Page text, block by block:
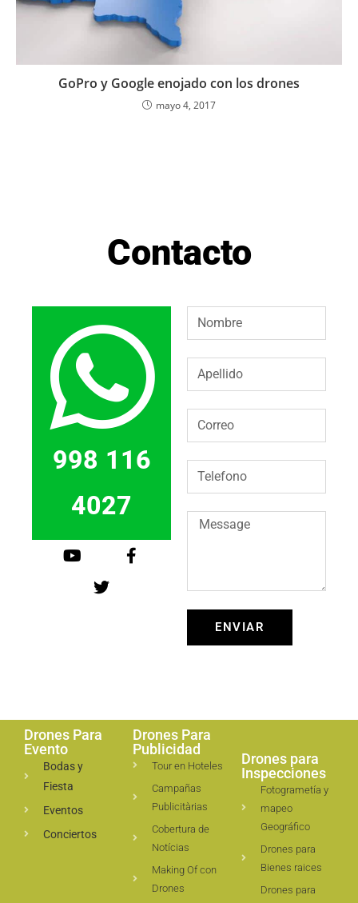
GoPro y Google enojado con los drones
mayo 4, 2017
Contacto
998 116
4027
ENVIAR
Drones Para
Evento
Bodas y
Fiesta
Eventos
Conciertos
Drones Para
Publicidad
Tour en Hoteles
Campañas
Publicitàrias
Cobertura de
Notícias
Making Of con
Drones
Drones para
Inspecciones
Fotogrametía y
mapeo
Geográfico
Drones para
Bienes raices
Drones para